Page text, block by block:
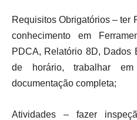
Requisitos Obrigatórios – ter
conhecimento em
PDCA, Relatório 8D, Dados
de horário, trabalhar
documentação completa;
Atividades – fazer